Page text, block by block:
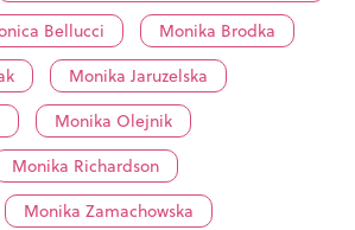
Bellucci
Monika Brodka
Monika Jaruzelska
Monika Olejnik
Monika Richardson
Monika Zamachowska